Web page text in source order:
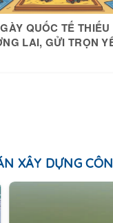
QUỐC TẾ THIẾU
LAI, GỬI TRỌN